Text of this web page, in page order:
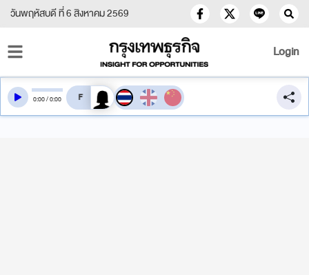
วันพฤหัสบดี ที่ 6 สิงหาคม 2569
Login
0:00/0:00 สลับเสียงอ่าน